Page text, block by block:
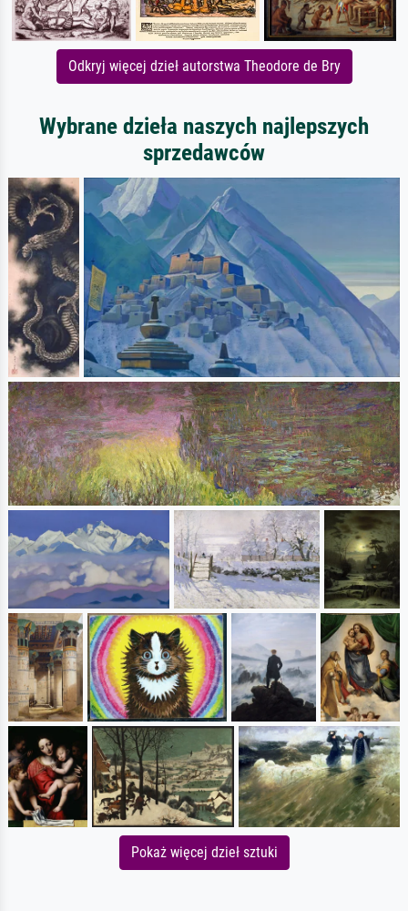
Odkryj więcej dzieł autorstwa Theodore de Bry
Wybrane dzieła naszych najlepszych
sprzedawców
Pokaż więcej dzieł sztuki